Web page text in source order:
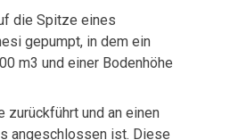
die Spitze eines
gepumpt, in dem ein
m3 und einer Bodenhöhe
zurückführt und an einen
angeschlossen ist. Diese